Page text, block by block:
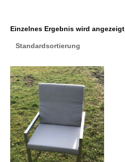
Einzelnes Ergebnis wird angezeigt